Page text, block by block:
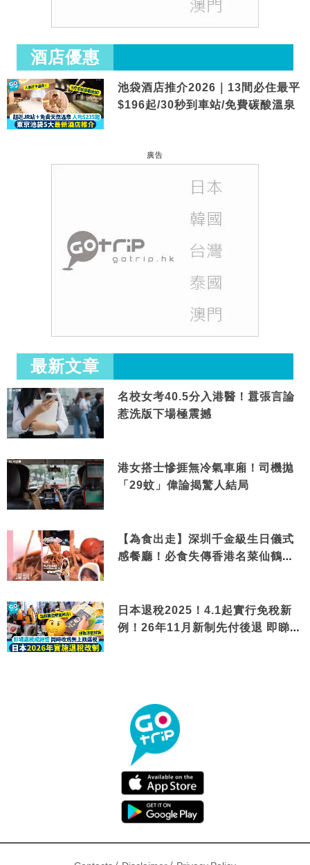
酒店優惠
池袋酒店推介2026｜13間必住最平
$196起/30秒到車站/免費碳酸溫泉
廣告
最新文章
名校女考40.5分入港醫！囂張言論
惹洗版下場極震撼
港女搭士慘捱無冷氣車廂！司機拋
「29蚊」偉論揭驚人結局
【為食出走】深圳千金級生日儀式
感餐廳！必食失傳香港名菜仙鶴神
日本退稅2025！4.1起實行免稅新
例！26年11月新制先付後退 即睇步